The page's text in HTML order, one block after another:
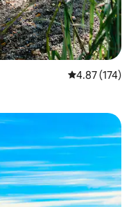
Calificación
4.87 (174)